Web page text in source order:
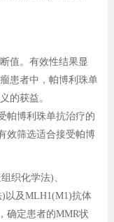
值。有效性结果显
患者中，帕博利珠单
的获益。
帕博利珠单抗治疗的
效筛选适合接受帕博
织化学法)、
)以及MLH1(M1)抗体
确定患者的MMR状